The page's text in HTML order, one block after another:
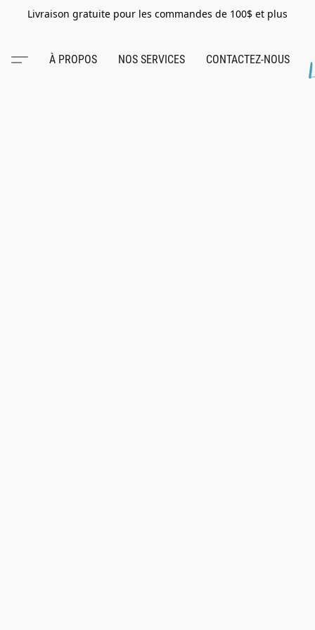
Livraison gratuite pour les commandes de 100$ et plus
À PROPOS NOS SERVICES CONTACTEZ-NOUS